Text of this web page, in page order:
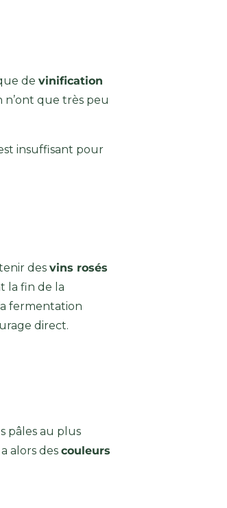
de vinification
n’ont que très peu
insuffisant pour
des vins rosés
la fin de la
fermentation
direct.
pâles au plus
alors des couleurs